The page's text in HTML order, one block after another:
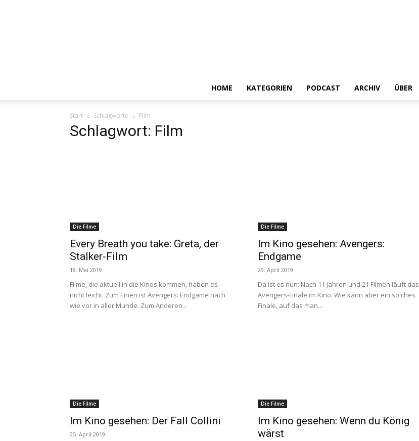
HOME KATEGORIEN PODCAST ARCHIV ÜBER
Start Schlagworte Film
Schlagwort: Film
Die Filme
Every Breath you take: Greta, der
Stalker-Film
18. Mai 2019
Filme, die aktuell in die Kinos kommen, haben es
nicht leicht. Zum Einen ist Avengers: Endgame nach
wie vor in aller Munde. Zum Anderen...
Die Filme
Im Kino gesehen: Avengers:
Endgame
29. April 2019
Da ist es nun: Nach 11 Jahren und 21 Filmen läuft das
Avengers-Finale im Kino. Wie kann aber ein solches
Finale, auf das man...
Die Filme
Im Kino gesehen: Der Fall Collini
25. April 2019
Die Filme
Im Kino gesehen: Wenn du König
wärst